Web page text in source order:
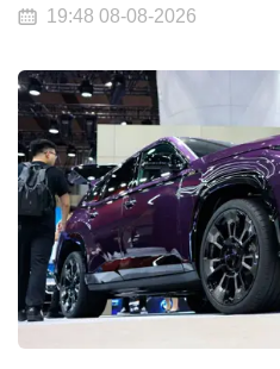
19:48 08-08-2026